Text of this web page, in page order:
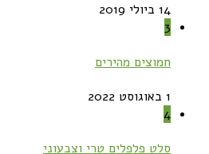
14 ביולי 2019
3
חמוצים מהירים
1 באוגוסט 2022
4
סלט פלפלים טרי וצבעוני